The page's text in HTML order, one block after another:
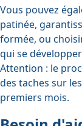
Vous pouvez
patinée,
formée, ou
qui se
Attention : le
des taches sur
premiers mois.